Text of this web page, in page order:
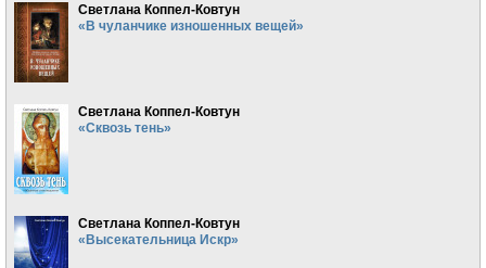
Светлана Коппел-Ковтун
«В чуланчике изношенных вещей»
Светлана Коппел-Ковтун
«Сквозь тень»
Светлана Коппел-Ковтун
«Высекательница Искр»